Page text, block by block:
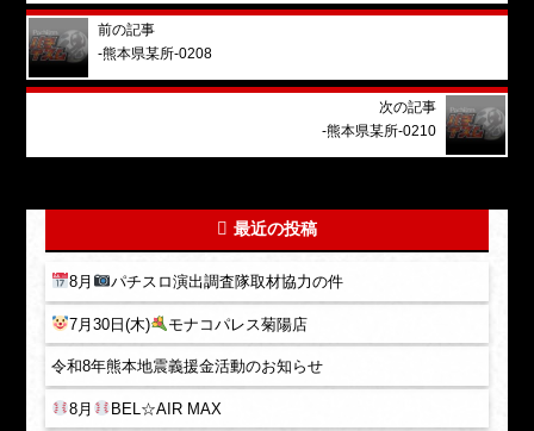
前の記事
-熊本県某所-0208
次の記事
-熊本県某所-0210
最近の投稿
8月 パチスロ演出調査隊取材協力の件
7月30日(木) モナコパレス菊陽店
令和8年熊本地震義援金活動のお知らせ
8月 BEL☆AIR MAX